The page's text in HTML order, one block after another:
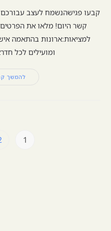
קבעו פגישהנשמח לעצב
קשר היום! מלאו את
למציאות:ארונות בהתאמה
ומועילים לכל
להמשך
1